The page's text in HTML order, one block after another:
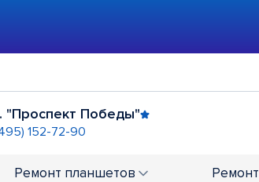
"Проспект Победы"
152-72-90
Ремонт планшетов Ремонт